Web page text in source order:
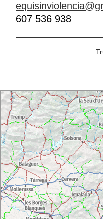
607 536 938